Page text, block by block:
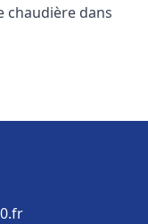
chaudière dans